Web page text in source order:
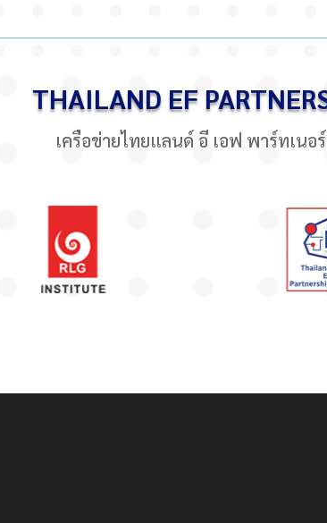
THAILAND EF
เครือข่ายไทยแลนด์ อี เอฟ พาร์ทเนอ